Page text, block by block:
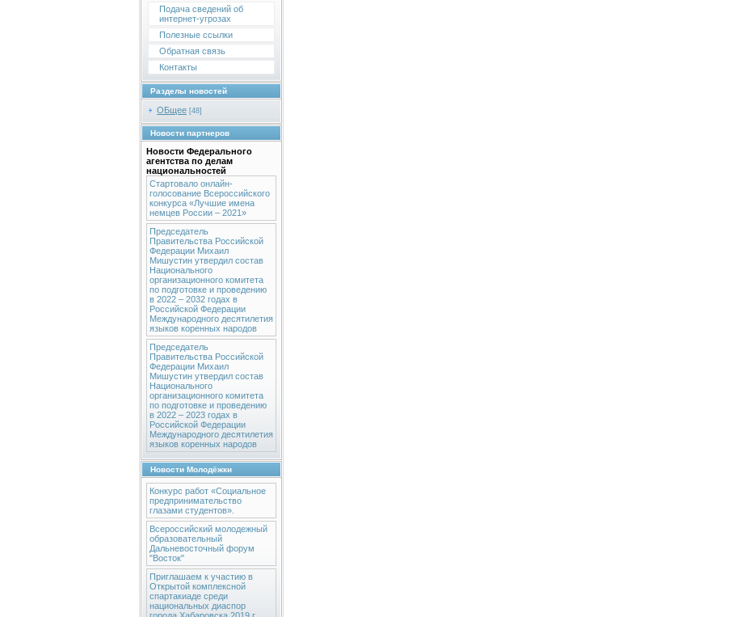
Подача сведений об
интернет-угрозах
Полезные ссылки
Обратная связь
Контакты
Разделы новостей
ОБщее [48]
Новости партнеров
Новости Федерального
агентства по делам
национальностей
Стартовало онлайн-
голосование Всероссийского
конкурса «Лучшие имена
немцев России – 2021»
Председатель
Правительства Российской
Федерации Михаил
Мишустин утвердил состав
Национального
организационного комитета
по подготовке и проведению
в 2022 – 2032 годах в
Российской Федерации
Международного десятилетия
языков коренных народов
Председатель
Правительства Российской
Федерации Михаил
Мишустин утвердил состав
Национального
организационного комитета
по подготовке и проведению
в 2022 – 2023 годах в
Российской Федерации
Международного десятилетия
языков коренных народов
Новости Молодёжки
Конкурс работ «Социальное
предпринимательство
глазами студентов».
Всероссийский молодежный
образовательный
Дальневосточный форум
"Восток"
Приглашаем к участию в
Открытой комплексной
спартакиаде среди
национальных диаспор